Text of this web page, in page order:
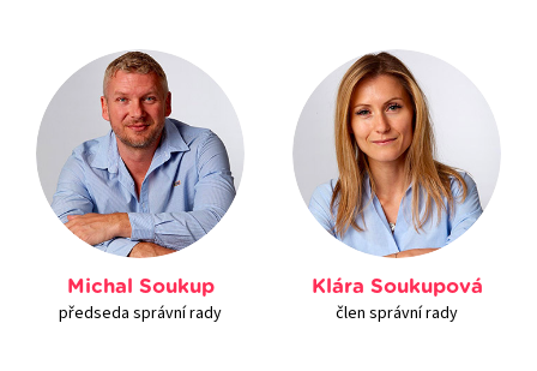
Michal Soukup
předseda správní rady
Klára Soukupová
člen správní rady